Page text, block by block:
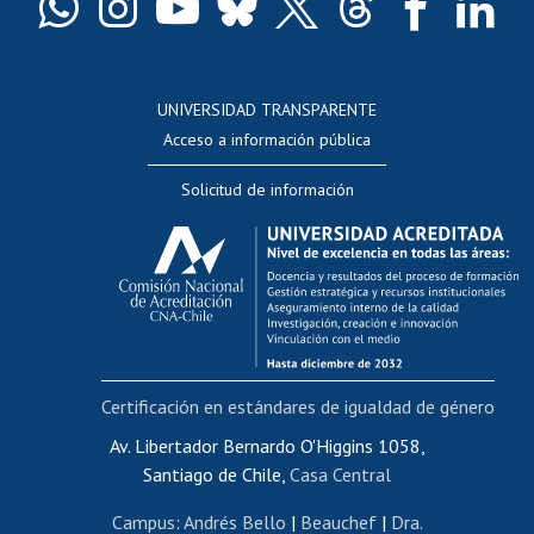
Docentes
Evaluación docente
Calificación académica
Postulación al AUCAI
Funcionarias/os
Cursos internos de capacitación
Bienestar del personal
Portal de movilidad interna
Certificado de renta
Certificado de renta honorarios
UNIVERSIDAD TRANSPARENTE
Acceso a información pública
Solicitud de información
Av. Libertador Bernardo O'Higgins 1058,
Santiago de Chile, Casa Central
Campus: Andrés Bello | Beauchef| Dra.
Certificación en estándares de igualdad de género